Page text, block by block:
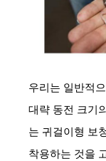
우리는 일반적
대략 동전 크기
는 귀걸이형 보
착용하는 것을